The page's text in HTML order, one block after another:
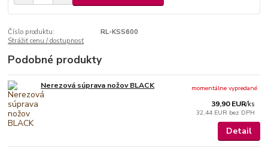
Číslo produktu:
RL-KSS600
Strážiť cenu / dostupnosť
Podobné produkty
Nerezová súprava nožov BLACK
39,90 EUR/ks
32,44 EUR bez DPH
momentálne vypredané
Detail